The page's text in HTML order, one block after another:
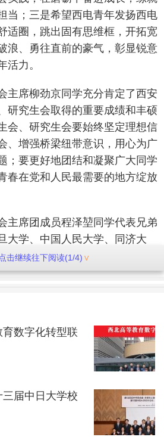
当；三是希望西电青年发扬西电
适圈，跳出固有思维框，开拓宽
浪、勇往直前的豪气，彰显锐意
活力。
主席柳劲京同学充分肯定了西安
研究生会取得的重要成绩和丰硕
会、研究生会要始终坚定理想信
、增强桥梁纽带意识，用心为广
；要更好地团结和凝聚广大同学
春在党和人民最需要的地方绽放
主席团成员程泽堃同学代表兄弟
大学、中国人民大学、同济大
所来自全国各地的兄弟高校学生
次学生代表大会、研究生代表大
186名，代表覆盖全体本科生、研
区以及广州、杭州研究院，真正
备会议，审议通过了《西安电子
代表大会、第六次研究生代表大
技大学第十二次学生代表大会、
击继续往下阅读(1/4)
数字化转型联
届中日大学校